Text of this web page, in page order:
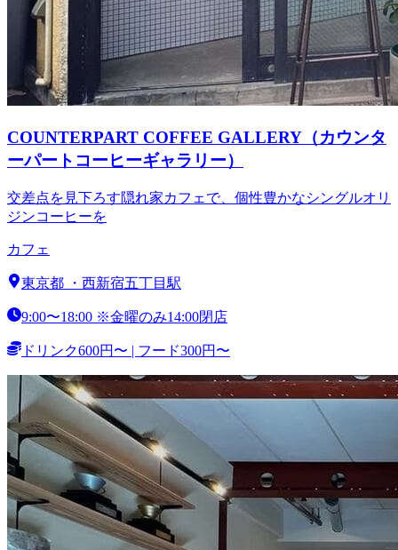
COUNTERPART COFFEE GALLERY（カウンタ
ーパートコーヒーギャラリー）
交差点を見下ろす隠れ家カフェで、個性豊かなシングルオリ
ジンコーヒーを
カフェ
東京都 ・ 西新宿五丁目駅
9:00〜18:00 ※金曜のみ14:00閉店
ドリンク600円〜 | フード300円〜